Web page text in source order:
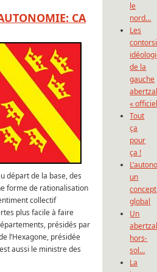
CA
départ de la base, des
forme de rationalisation
collectif
plus facile à faire
présidés par
l’Hexagone, présidée
aussi le ministre des
le
nord…
Les
de la
gauche
«
Tout
ça
pour
ça !
un
concept
global
Un
hors-
sol…
La